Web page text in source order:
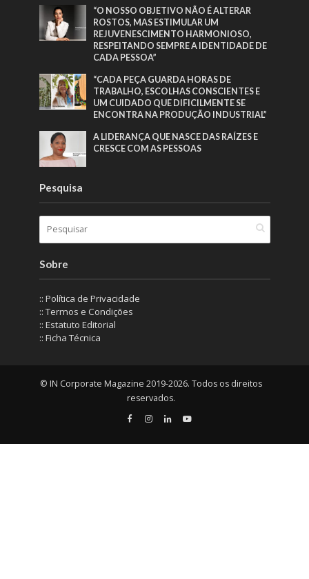
“O NOSSO OBJETIVO NÃO É ALTERAR
ROSTOS, MAS ESTIMULAR UM
REJUVENESCIMENTO HARMONIOSO,
RESPEITANDO SEMPRE A IDENTIDADE DE
CADA PESSOA”
“CADA PEÇA GUARDA HORAS DE
TRABALHO, ESCOLHAS CONSCIENTES E
UM CUIDADO QUE DIFICILMENTE SE
ENCONTRA NA PRODUÇÃO INDUSTRIAL”
A LIDERANÇA QUE NASCE DAS RAÍZES E
CRESCE COM AS PESSOAS
Pesquisa
Sobre
:: Política de Privacidade
:: Termos e Condições
:: Estatuto Editorial
:: Ficha Técnica
© IN Corporate Magazine 2019-2026. Todos os direitos
reservados.